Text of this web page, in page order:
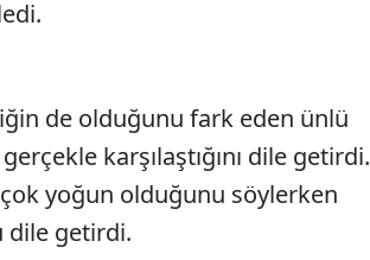
de olduğunu fark eden ünlü
karşılaştığını dile getirdi.
yoğun olduğunu söylerken
dile getirdi.